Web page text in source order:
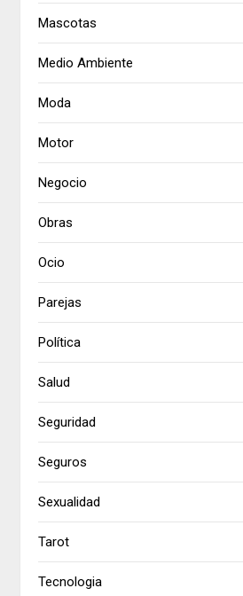
Mascotas
Medio Ambiente
Moda
Motor
Negocio
Obras
Ocio
Parejas
Política
Salud
Seguridad
Seguros
Sexualidad
Tarot
Tecnologia